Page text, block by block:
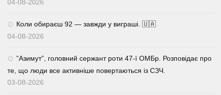
04-08-2026
Коли обираєш 92 — завжди у виграші. 🇺🇦
04-08-2026
⁨”Азимут”, головний сержант роти 47-ї ОМБр. Розповідає про
те, що люди все активніше повертаються із СЗЧ.
03-08-2026